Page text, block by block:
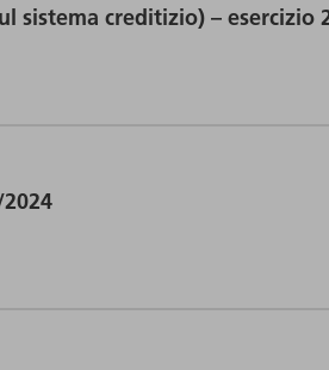
sistema creditizio) – esercizio